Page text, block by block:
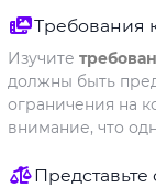
Требования
Изучите
должны быть
ограничения на
внимание, что